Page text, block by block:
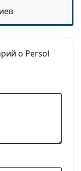
о Persol